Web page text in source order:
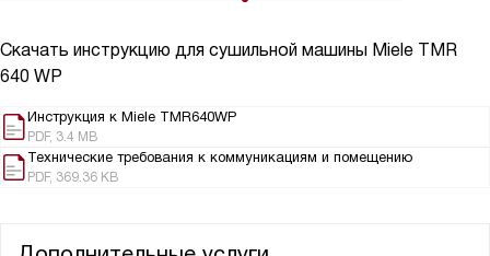
Скачать инструкцию для сушильной машины Miele TMR
640 WP
Инструкция к Miele TMR640WP
PDF, 3.4 MB
Технические требования к коммуникациям и помещению
PDF, 369.36 KB